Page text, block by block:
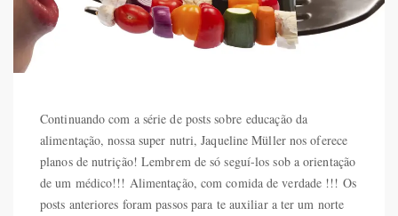
Continuando com a série de posts sobre educação da
alimentação, nossa super nutri, Jaqueline Müller nos oferece
planos de nutrição! Lembrem de só seguí-los sob a orientação
de um médico!!! Alimentação, com comida de verdade !!! Os
posts anteriores foram passos para te auxiliar a ter um norte